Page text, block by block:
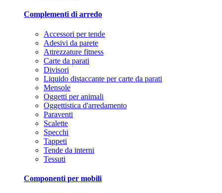
Complementi di arredo
Accessori per tende
Adesivi da parete
Attrezzature fitness
Carte da parati
Divisori
Liquido distaccante per carte da parati
Mensole
Oggetti per animali
Oggettistica d'arredamento
Paraventi
Scalette
Specchi
Tappeti
Tende da interni
Tessuti
Componenti per mobili